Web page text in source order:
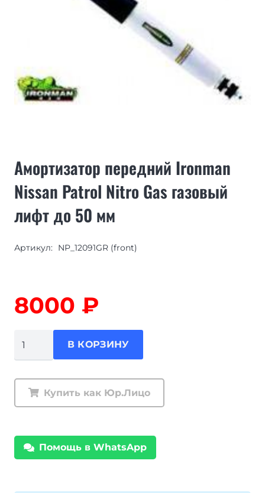
Амортизатор передний Ironman
Nissan Patrol Nitro Gas газовый
лифт до 50 мм
Артикул: NP_12091GR (front)
8000 ₽
передний
Ironman
Patrol
Nitro
В КОРЗИНУ
Купить как Юр.Лицо
Помощь в WhatsApp